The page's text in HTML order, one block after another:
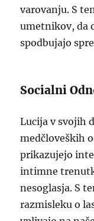
varovanju. S
umetnikov, da
spodbujajo
Socialni
Lucija v svojih
medčloveških
prikazujejo
intimne
nesoglasja. S
razmisleku o